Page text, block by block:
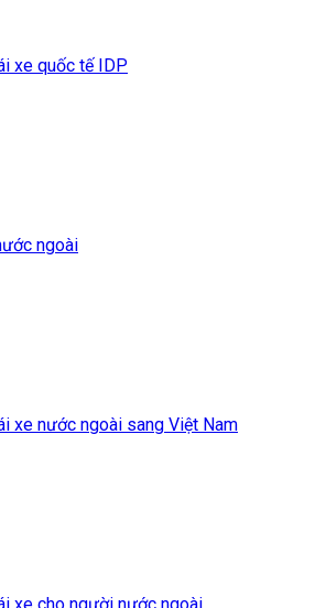
xe quốc tế IDP
ngoài
xe nước ngoài sang Việt Nam